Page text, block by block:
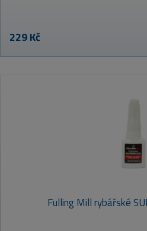
229 Kč
Fulling Mill rybářské